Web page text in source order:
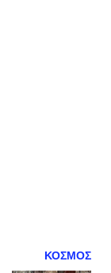
ΚΟΣΜΟΣ